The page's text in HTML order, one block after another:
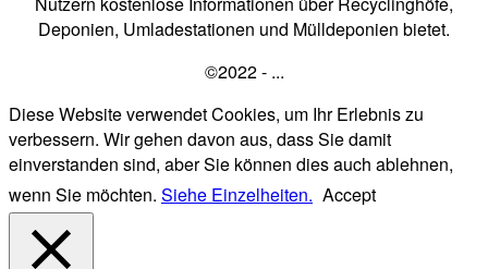
Deponien, Umladestationen und Mülldeponien bietet.
©2022 - ...
Diese Website verwendet Cookies, um Ihr Erlebnis zu
verbessern. Wir gehen davon aus, dass Sie damit
einverstanden sind, aber Sie können dies auch ablehnen,
wenn Sie möchten. Siehe Einzelheiten. Accept